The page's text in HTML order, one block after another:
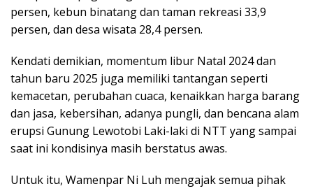
persen, kebun binatang dan taman rekreasi 33,9
persen, dan desa wisata 28,4 persen.
Kendati demikian, momentum libur Natal 2024 dan
tahun baru 2025 juga memiliki tantangan seperti
kemacetan, perubahan cuaca, kenaikkan harga barang
dan jasa, kebersihan, adanya pungli, dan bencana alam
erupsi Gunung Lewotobi Laki-laki di NTT yang sampai
saat ini kondisinya masih berstatus awas.
Untuk itu, Wamenpar Ni Luh mengajak semua pihak